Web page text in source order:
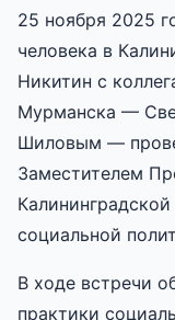
25 ноября 2025
человека в
Никитин с
Мурманска —
Шиловым —
Заместителем
социальной
В ходе встречи
практики